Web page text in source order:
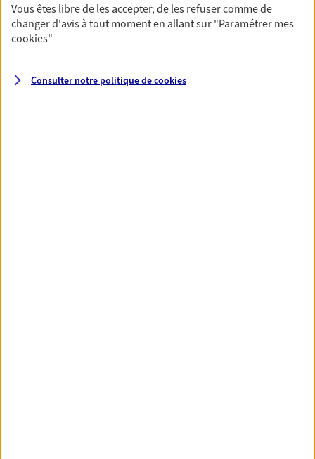
Prévoyance
d'accident ou de maladie en optant pour les
Vous êtes libre de les accepter, de les refuser comme de
changer d'avis à tout moment en allant sur "Paramétrer mes
cookies"
Consulter notre politique decookies